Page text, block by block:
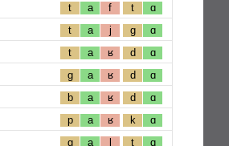
t a f t ɑ
t a j g ɑ
t a ʁ d ɑ
g a ʁ d ɑ
b a ʁ d ɑ
p a ʁ k ɑ
g a l t ɑ